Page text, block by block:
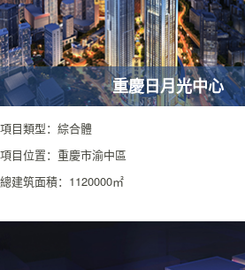
重慶日月光中心
項目類型：綜合體
項目位置：重慶市渝中區
總建筑面積：1120000㎡